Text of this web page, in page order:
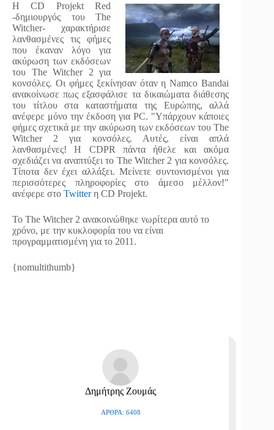
Η CD Projekt Red
-δημιουργός του The
Witcher- χαρακτήρισε
λανθασμένες τις φήμες
που έκαναν λόγο για
ακύρωση των εκδόσεων
του The Witcher 2 για
κονσόλες. Οι φήμες ξεκίνησαν όταν η Namco Bandai
ανακοίνωσε πως εξασφάλισε τα δικαιώματα διάθεσης
του τίτλου στα καταστήματα της Ευρώπης, αλλά
ανέφερε μόνο την έκδοση για PC. "Υπάρχουν κάποιες
φήμες σχετικά με την ακύρωση των εκδόσεων του The
Witcher 2 για κονσόλες. Αυτές, είναι απλά
λανθασμένες! Η CDPR πάντα ήθελε και ακόμα
σχεδιάζει να αναπτύξει το The Witcher 2 για κονσόλες.
Τίποτα δεν έχει αλλάξει. Μείνετε συντονισμένοι για
περισσότερες πληροφορίες στο άμεσο μέλλον!"
ανέφερε στο Twitterη CD Projekt.
Το The Witcher 2 ανακοινώθηκε νωρίτερα αυτό το
χρόνο, με την κυκλοφορία του να είναι
προγραμματισμένη για το 2011.
{nomultithumb}
Δημήτρης Ζουμάς
ΆΡΘΡΑ: 6408